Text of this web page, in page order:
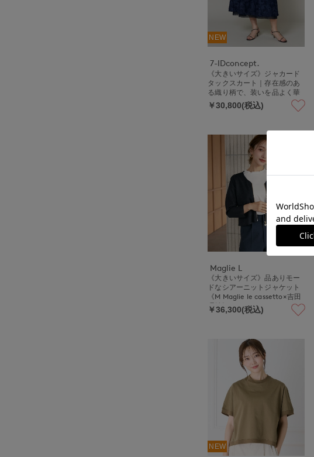
NEW
7-IDconcept.
《大きいサイズ》ジャカード
タックスカート｜存在感のあ
る織り柄で、装いを品よく華
やかに
￥30,800(税込)
Maglie L
《大きいサイズ》品ありモー
ドなシアーニットジャケット
《M Maglie le cassetto×吉田
理紗》
￥36,300(税込)
NEW